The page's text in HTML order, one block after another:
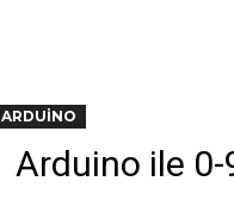
ARDUINO
Arduino ile 0-